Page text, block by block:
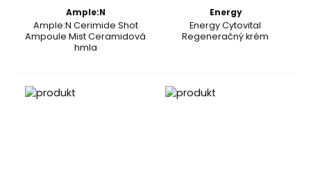
Ample:N
Ample:N Cerimide Shot
Ampoule Mist Ceramidová
hmla
Energy
Energy Cytovital
Regeneračný krém